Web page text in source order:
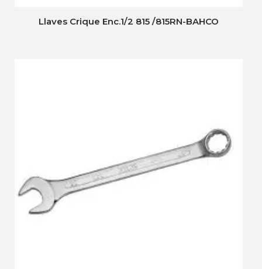
Llaves Crique Enc.1/2 815 /815RN-BAHCO